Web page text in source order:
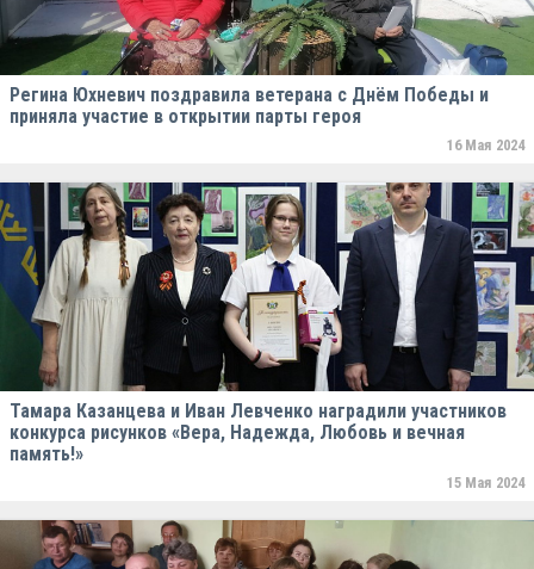
Регина Юхневич поздравила ветерана с Днём Победы и
приняла участие в открытии парты героя
16 Мая 2024
Тамара Казанцева и Иван Левченко наградили участников
конкурса рисунков «Вера, Надежда, Любовь и вечная
память!»
15 Мая 2024